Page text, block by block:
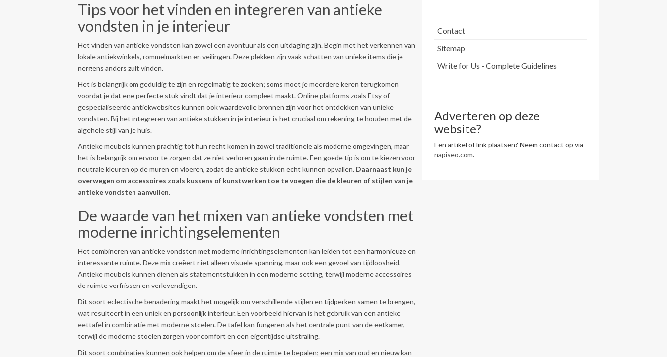
Tips voor het vinden en integreren van antieke
vondsten in je interieur
Het vinden van antieke vondsten kan zowel een avontuur als een uitdaging zijn. Begin met het verkennen van
lokale antiekwinkels, rommelmarkten en veilingen. Deze plekken zijn vaak schatten van unieke items die je
nergens anders zult vinden.
Het is belangrijk om geduldig te zijn en regelmatig te zoeken; soms moet je meerdere keren terugkomen
voordat je dat ene perfecte stuk vindt dat je interieur compleet maakt. Online platforms zoals Etsy of
gespecialiseerde antiekwebsites kunnen ook waardevolle bronnen zijn voor het ontdekken van unieke
vondsten. Bij het integreren van antieke stukken in je interieur is het cruciaal om rekening te houden met de
algehele stijl van je huis.
Antieke meubels kunnen prachtig tot hun recht komen in zowel traditionele als moderne omgevingen, maar
het is belangrijk om ervoor te zorgen dat ze niet verloren gaan in de ruimte. Een goede tip is om te kiezen voor
neutrale kleuren op de muren en vloeren, zodat de antieke stukken echt kunnen opvallen. Daarnaast kun je
overwegen om accessoires zoals kussens of kunstwerken toe te voegen die de kleuren of stijlen van je
antieke vondsten aanvullen.
De waarde van het mixen van antieke vondsten met
moderne inrichtingselementen
Het combineren van antieke vondsten met moderne inrichtingselementen kan leiden tot een harmonieuze en
interessante ruimte. Deze mix creëert niet alleen visuele spanning, maar ook een gevoel van tijdloosheid.
Antieke meubels kunnen dienen als statementstukken in een moderne setting, terwijl moderne accessoires
de ruimte verfrissen en verlevendigen.
Dit soort eclectische benadering maakt het mogelijk om verschillende stijlen en tijdperken samen te brengen,
wat resulteert in een uniek en persoonlijk interieur. Een voorbeeld hiervan is het gebruik van een antieke
eettafel in combinatie met moderne stoelen. De tafel kan fungeren als het centrale punt van de eetkamer,
terwijl de moderne stoelen zorgen voor comfort en een eigentijdse uitstraling.
Dit soort combinaties kunnen ook helpen om de sfeer in de ruimte te bepalen; een mix van oud en nieuw kan
Contact
Sitemap
Write for Us - Complete Guidelines
Adverteren op deze
website?
Een artikel of link plaatsen? Neem contact op via
napiseo.com.